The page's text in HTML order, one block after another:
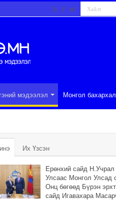
мэдээлэл Монгол бахархал
Их Үзсэн
Ерөнхий сайд
Улсаас Монгол Улсад
Онц бөгөөд Бүрэн
сайд Игавахара